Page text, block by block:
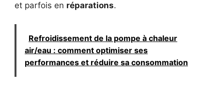
et parfois en réparations.
Refroidissement de la pompe à chaleur
air/eau : comment optimiser ses
performances et réduire sa consommation